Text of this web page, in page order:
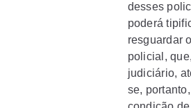
desses
poderá
resguardar
policial,
judiciário,
se,